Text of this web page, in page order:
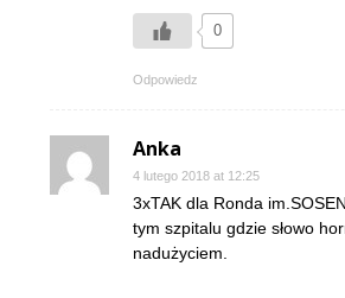
0
Odpowiedz
Anka
4 lutego 2018 at 12:25
3xTAK dla Ronda
tym szpitalu gdzie słowo
nadużyciem.